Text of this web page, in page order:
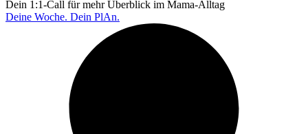
Dein 1:1-Call für mehr Überblick im Mama-Alltag
Deine Woche. Dein PlAn.